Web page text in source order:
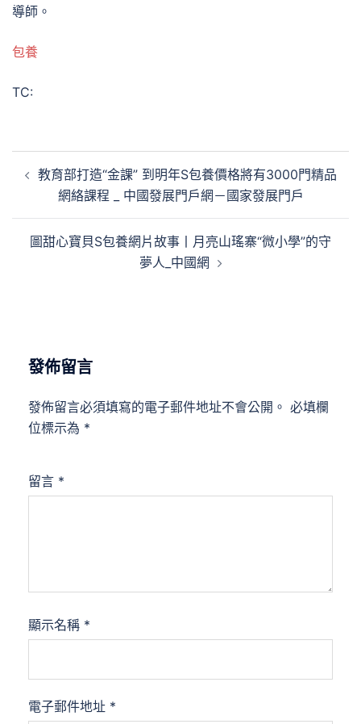
導師。
包養
TC:
章 教育部打造“金課” 到明年S包養價格將有3000門精品
網絡課程 _ 中國發展門戶網－國家發展門戶
圖甜心寶貝S包養網片故事丨月亮山瑤寨“微小學”的守
夢人_中國網
發佈留言
發佈留言必須填寫的電子郵件地址不會公開。 必填欄
位標示為 *
留言 *
顯示名稱 *
電子郵件地址 *